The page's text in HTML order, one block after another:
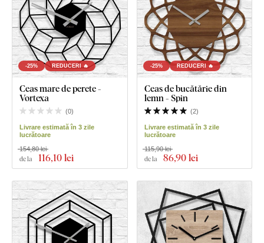
-25% REDUCERI 🔥
Ceas mare de perete -
Vortexa
(0)
Livrare estimată în 3 zile
lucrătoare
de la 116,10 lei
154,80 lei
-25% REDUCERI 🔥
Ceas de bucătărie din
lemn - Spin
(2)
Livrare estimată în 3 zile
lucrătoare
de la 86,90 lei
115,90 lei